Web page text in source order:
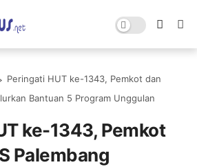
Peringati HUT ke-1343, Pemkot dan
Bantuan 5 Program Unggulan
ke-1343, Pemkot
Palembang